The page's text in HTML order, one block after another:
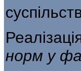
норм у